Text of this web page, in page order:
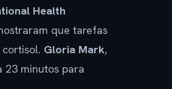
Health
que tarefas
Gloria Mark,
23 minutos para